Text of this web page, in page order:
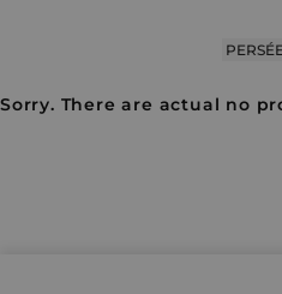
PERSÉE
Sorry. There are actual no